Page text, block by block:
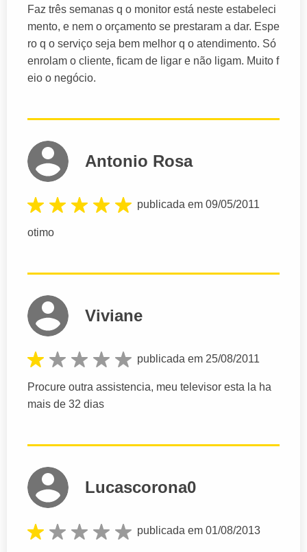
Faz três semanas q o monitor está neste estabeleci
mento, e nem o orçamento se prestaram a dar. Espe
ro q o serviço seja bem melhor q o atendimento. Só
enrolam o cliente, ficam de ligar e não ligam. Muito f
eio o negócio.
Antonio Rosa
publicada em 09/05/2011
otimo
Viviane
publicada em 25/08/2011
Procure outra assistencia, meu televisor esta la ha
mais de 32 dias
Lucascorona0
publicada em 01/08/2013